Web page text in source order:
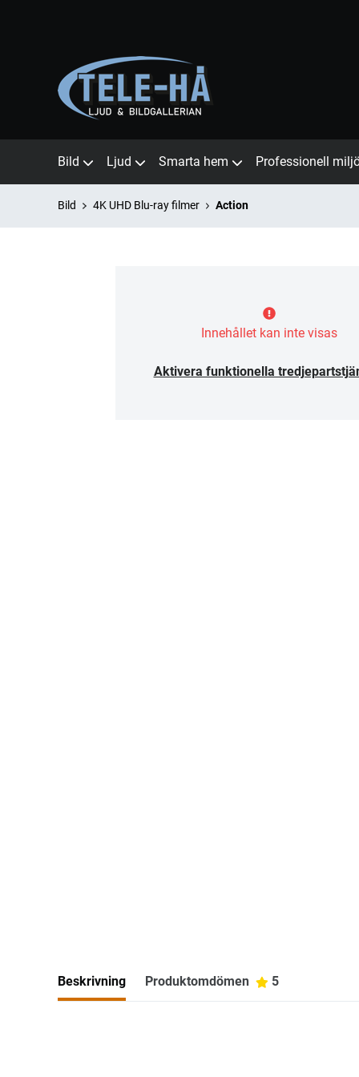
Bild Ljud Smarta hem Professionell
Bild 4K UHD Blu-ray filmer Action
Innehållet kan inte visas
Aktivera funktionella
Beskrivning Produktomdömen 5